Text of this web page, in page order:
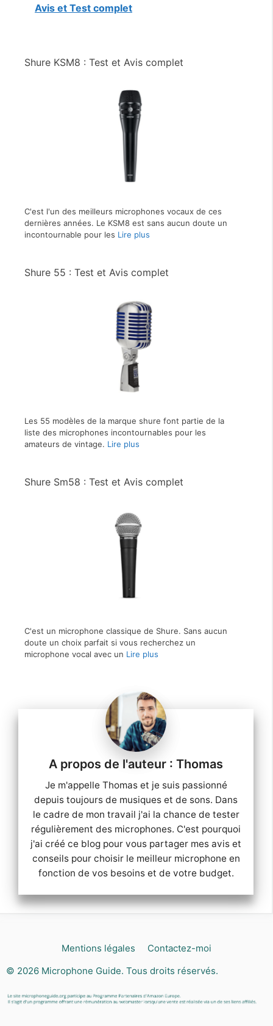
Avis et Test complet
Shure KSM8 : Test et Avis complet
C'est l'un des meilleurs microphones vocaux de ces
dernières années. Le KSM8 est sans aucun doute un
incontournable pour les Lire plus
Shure 55 : Test et Avis complet
Les 55 modèles de la marque shure font partie de la
liste des microphones incontournables pour les
amateurs de vintage. Lire plus
Shure Sm58 : Test et Avis complet
C'est un microphone classique de Shure. Sans aucun
doute un choix parfait si vous recherchez un
microphone vocal avec un Lire plus
Thomas
Je m'appelle Thomas et je suis passionné
depuis toujours de musiques et de sons. Dans
le cadre de mon travail j'ai la chance de tester
régulièrement des microphones. C'est pourquoi
j'ai créé ce blog pour vous partager mes avis et
conseils pour choisir le meilleur microphone en
fonction de vos besoins et de votre budget.
Mentions légales
Contactez-moi
© 2026 Microphone Guide. Tous droits réservés.